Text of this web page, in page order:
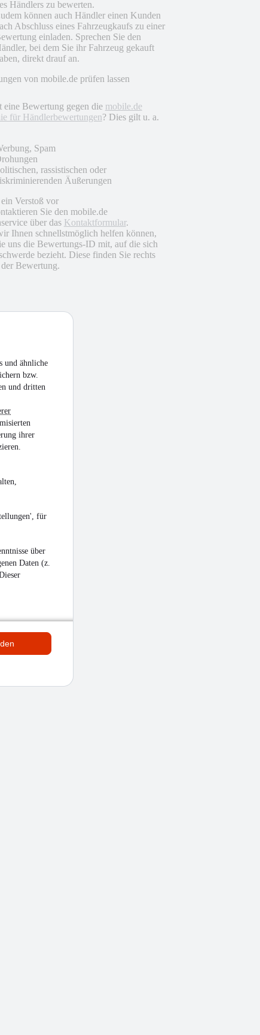
und ähnliche
bzw.
und dritten
ihrer
für
über
Daten (z.
Händlers zu bewerten.
können auch Händler einen Kunden
Abschluss eines Fahrzeugkaufs zu einer
einladen. Sprechen Sie den
bei dem Sie ihr Fahrzeug gekauft
direkt drauf an.
von mobile.de prüfen lassen
eine Bewertung gegen die mobile.de
für Händlerbewertungen? Dies gilt u. a.
Spam
rassistischen oder
Äußerungen
Verstoß vor
Sie den mobile.de
über das Kontaktformular.
Ihnen schnellstmöglich helfen können,
uns die Bewertungs-ID mit, auf die sich
bezieht. Diese finden Sie rechts
Bewertung.